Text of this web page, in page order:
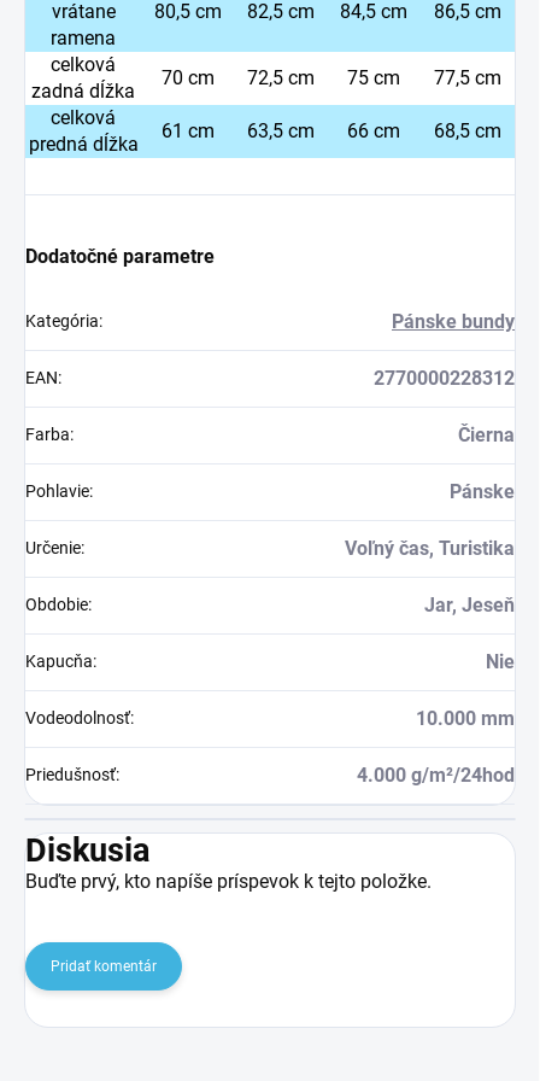
vrátane
ramena
80,5 cm 82,5 cm 84,5 cm 86,5 cm
celková
zadná dĺžka
70 cm 72,5 cm 75 cm
77,5 cm
celková
predná dĺžka
61 cm 63,5 cm 66 cm 68,5 cm
Dodatočné parametre
Kategória: Pánske bundy
EAN: 2770000228312
Farba: Čierna
Pohlavie: Pánske
Určenie: Voľný čas, Turistika
Obdobie: Jar, Jeseň
Kapucňa: Nie
Vodeodolnosť: 10.000 mm
Priedušnosť: 4.000 g/m²/24hod
Diskusia
Buďte prvý, kto napíše príspevok k tejto položke.
Pridať komentár